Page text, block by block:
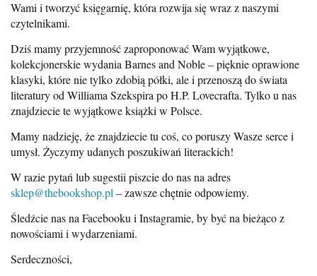
Wami i tworzyć księgarnię, która rozwija się wraz z naszymi
czytelnikami.
Dziś mamy przyjemność zaproponować Wam wyjątkowe,
kolekcjonerskie wydania Barnes and Noble – pięknie oprawione
klasyki, które nie tylko zdobią półki, ale i przenoszą do świata
literatury od Williama Szekspira po H.P. Lovecrafta. Tylko u nas
znajdziecie te wyjątkowe książki w Polsce.
Mamy nadzieję, że znajdziecie tu coś, co poruszy Wasze serce i
umysł. Życzymy udanych poszukiwań literackich!
W razie pytań lub sugestii piszcie do nas na adres
sklep@thebookshop.pl – zawsze chętnie odpowiemy.
Śledźcie nas na Facebooku i Instagramie, by być na bieżąco z
nowościami i wydarzeniami.
Serdeczności,